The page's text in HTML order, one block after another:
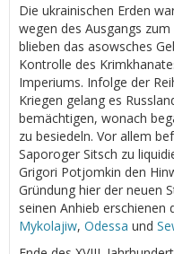
Die ukrainischen Erden
wegen des Ausgangs
blieben das asowsches
Kontrolle des
Imperiums. Infolge der
Kriegen gelang es
bemächtigen, wonach
zu besiedeln. Vor allem
Saporoger Sitsch zu
Grigori Potjomkin den
Gründung hier der neuen
seinen Anhieb
Mykolajiw, Odessa und